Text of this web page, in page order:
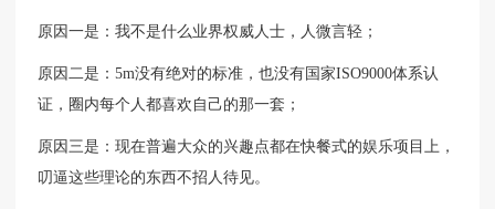
原因一是：我不是什么业界权威人士，人微言轻；
原因二是：5m没有绝对的标准，也没有国家ISO9000体系认
证，圈内每个人都喜欢自己的那一套；
原因三是：现在普遍大众的兴趣点都在快餐式的娱乐项目上，
叨逼这些理论的东西不招人待见。